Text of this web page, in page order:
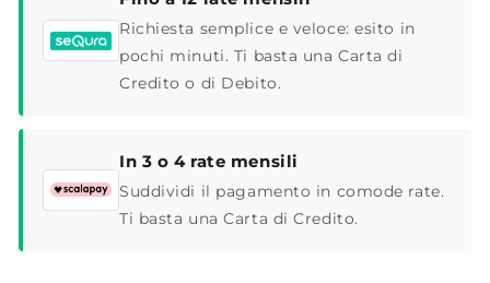
Richiesta semplice e veloce: esito in
pochi minuti. Ti basta una Carta di
Credito o di Debito.
In 3 o 4 rate mensili
Suddividi il pagamento in comode rate.
Ti basta una Carta di Credito.